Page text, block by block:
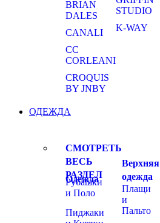
BRIAN
DALES
CANALI
CC
CORLEANI
CROQUIS
BY JNBY
STUDIO
K-WAY
ОДЕЖДА
СМОТРЕТЬ
ВЕСЬ
РАЗДЕЛ
Одежда
Рубашки
и Поло
Пиджаки
Верхняя
одежда
Плащи
и
Пальто